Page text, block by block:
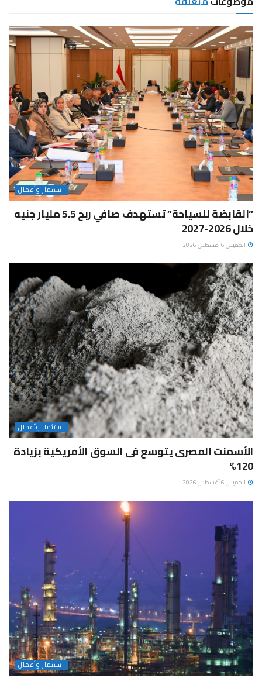
استثمار وأعمال
“القابضة للسياحة” تستهدف صافي ربح 5.5 مليار جنيه
خلال 2026-2027
الخميس 6 أغسطس 2026
استثمار وأعمال
الأسمنت المصرى يتوسع فى السوق الأمريكية بزيادة
120%
الخميس 6 أغسطس 2026
استثمار وأعمال